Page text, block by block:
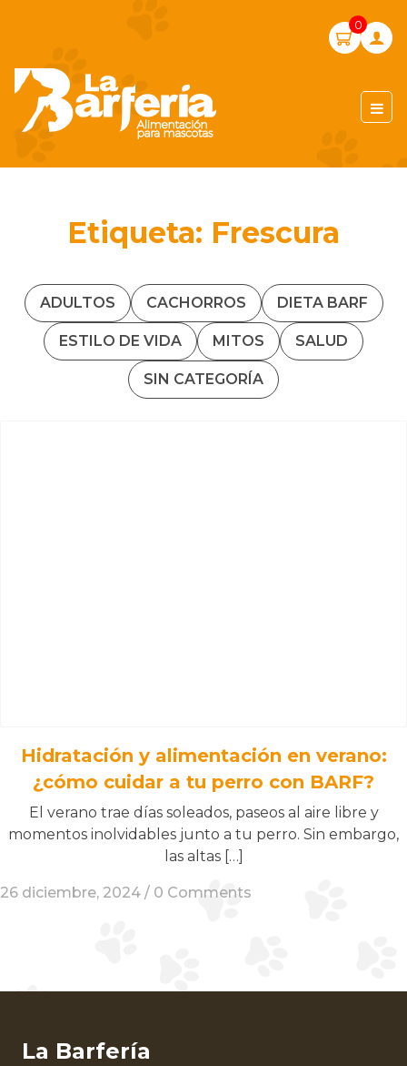
LA BARFERIA PERÚ
0
Etiqueta: Frescura
ADULTOS CACHORROS DIETA BARF
ESTILO DE VIDA MITOS SALUD
SIN CATEGORÍA
Hidratación y alimentación en verano:
¿cómo cuidar a tu perro con BARF?
El verano trae días soleados, paseos al aire libre y
momentos inolvidables junto a tu perro. Sin embargo,
las altas […]
26 diciembre, 2024 / 0 Comments
La Barfería